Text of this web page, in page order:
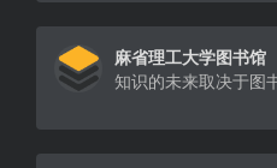
麻省理工大学图书馆
知识的未来取决于图